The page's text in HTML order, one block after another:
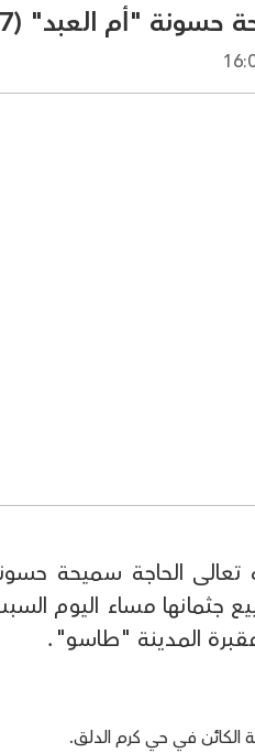
العبد" (77 عاماً) في ذمة الله
جثمانها مساء اليوم
المدينة "طاسو".
الكائن في حي كرم الدلق.